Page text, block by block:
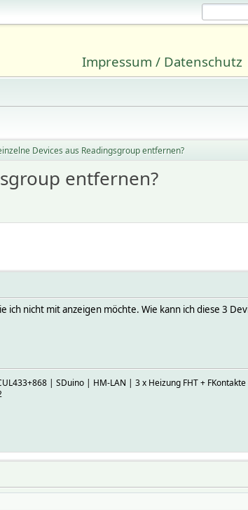
Impressum / Datenschutz
Devices aus Readingsgroup entfernen?
entfernen?
ich nicht mit anzeigen möchte. Wie kann ich diese 3
| SDuino | HM-LAN | 3 x Heizung FHT +